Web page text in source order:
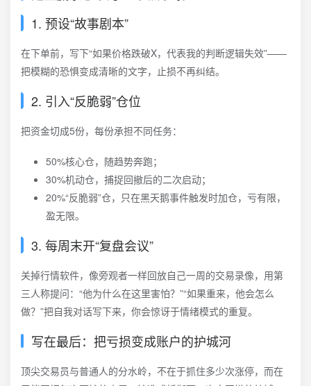
1. 预设“故事剧本”
在下单前，写下“如果价格跌破X，代表我的判断逻辑失效”——
把模糊的恐惧变成清晰的文字，止损不再纠结。
2. 引入“反脆弱”仓位
把资金切成5份，每份承担不同任务：
50%核心仓，随趋势奔跑；
30%机动仓，捕捉回撤后的二次启动；
20%“反脆弱”仓，只在黑天鹅事件触发时加仓，亏有限，
盈无限。
3. 每周末开“复盘会议”
关掉行情软件，像旁观者一样回放自己一周的交易录像，用第
三人称提问：“他为什么在这里害怕？”“如果重来，他会怎么
做？”把自我对话写下来，你会惊讶于情绪模式的重复。
写在最后：把亏损变成账户的护城河
顶尖交易员与普通人的分水岭，不在于抓住多少次涨停，而在